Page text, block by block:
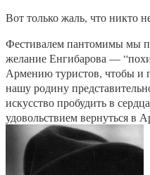
Вот только жаль, что никто
Фестивалем пантомимы мы
желание Енгибарова —
Армению туристов, чтобы и
нашу родину
искусство пробудить в
удовольствием вернуться в